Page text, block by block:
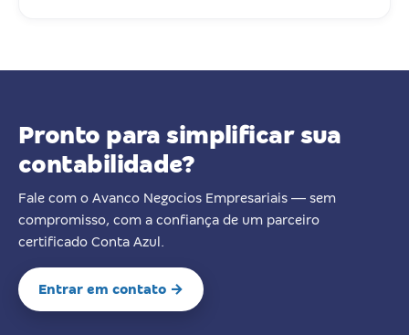
Pronto para simplificar sua
contabilidade?
Fale com o Avanco Negocios Empresariais — sem
compromisso, com a confiança de um parceiro
certificado Conta Azul.
Entrar em contato →